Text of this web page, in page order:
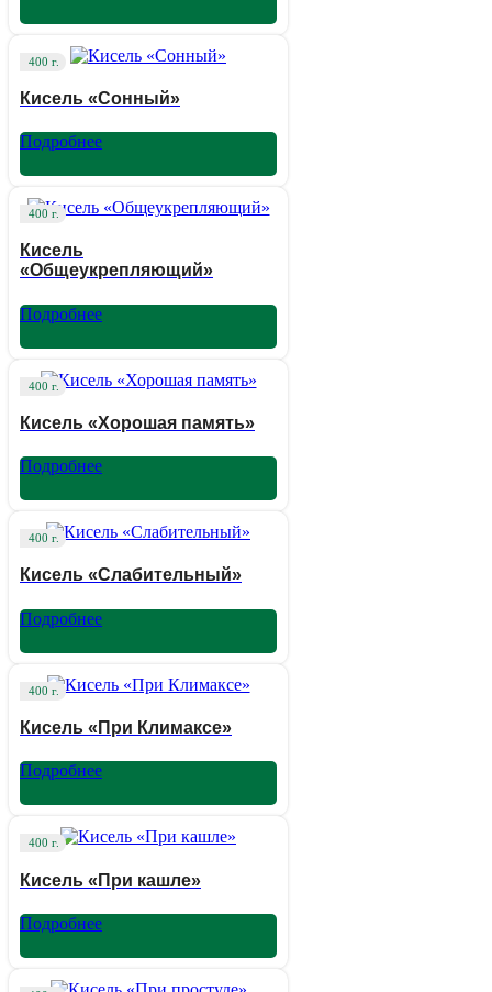
400 г.
Кисель «Сонный»
Подробнее
400 г.
Кисель
«Общеукрепляющий»
Подробнее
400 г.
Кисель «Хорошая память»
Подробнее
400 г.
Кисель «Слабительный»
Подробнее
400 г.
Кисель «При Климаксе»
Подробнее
400 г.
Кисель «При кашле»
Подробнее